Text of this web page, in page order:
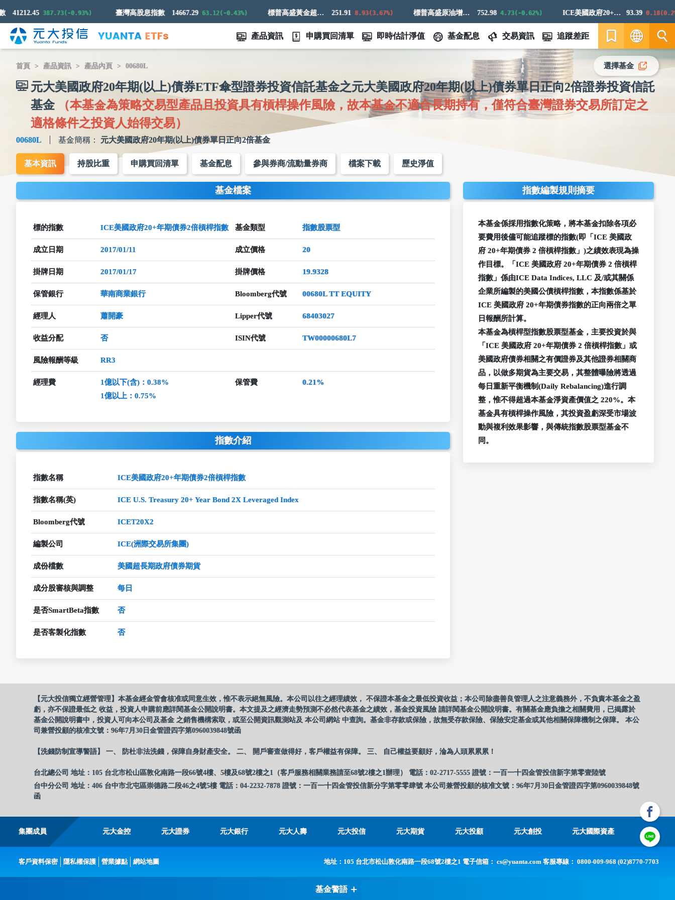
41212.45 387.73(-0.93%) 臺灣高股息指數 14667.29 63.12(-0.43%) 標普高盛黃金超額回報指數 251.91 8.93(3.67%) 標普高盛原油增強超額回報指數 752.98 4.73(-0.62%) ICE美國政府20+年期債券指數 93.39 0.18(0.2%)
產品資訊 申購買回清單 即時估計淨值 基金配息 交易資訊 追蹤差距
繁
EN
首頁 產品資訊 產品內頁 00680L
元大美國政府20年期(以上)債券ETF傘型證券投資信託基金之元大美國政府20年期(以上)債券單日正向2倍證券投資信託
基金
（本基金為策略交易型產品且投資具有槓桿操作風險，故本基金不適合長期持有，僅符合臺灣證券交易所訂定之
適格條件之投資人始得交易）
00680L 基金簡稱： 元大美國政府20年期(以上)債券單日正向2倍基金
選擇基金
基本資訊 持股比重 申購買回清單 基金配息 參與券商/流動量券商 檔案下載 歷史淨值
基金檔案
標的指數 ICE美國政府20+年期債券2倍槓桿指數 基金類型 指數股票型
成立日期 2017/01/11 成立價格 20
掛牌日期 2017/01/17 掛牌價格 19.9328
保管銀行 華南商業銀行 Bloomberg代號 00680L TT EQUITY
經理人 蕭開豪 Lipper代號 68403027
收益分配 否 ISIN代號 TW00000680L7
風險報酬等級 RR3
經理費
1億以下(含)：0.38%
1億以上：0.75%
保管費 0.21%
指數介紹
指數名稱 ICE美國政府20+年期債券2倍槓桿指數
指數名稱(英) ICE U.S. Treasury 20+ Year Bond 2X Leveraged Index
Bloomberg代號 ICET20X2
編製公司 ICE(洲際交易所集團)
成份檔數 美國超長期政府債券期貨
成分股審核與調整 每日
是否SmartBeta指數 否
是否客製化指數 否
指數編製規則摘要
本基金係採用指數化策略，將本基金扣除各項必
要費用後儘可能追蹤標的指數(即「ICE 美國政
府 20+年期債券 2 倍槓桿指數」)之績效表現為操
作目標。「ICE 美國政府 20+年期債券 2 倍槓桿
指數」係由ICE Data Indices, LLC 及/或其關係
企業所編製的美國公債槓桿指數，本指數係基於
ICE 美國政府 20+年期債券指數的正向兩倍之單
日報酬所計算。
本基金為槓桿型指數股票型基金，主要投資於與
「ICE 美國政府 20+年期債券 2 倍槓桿指數」或
美國政府債券相關之有價證券及其他證券相關商
品，以做多期貨為主要交易，其整體曝險將透過
每日重新平衡機制(Daily Rebalancing)進行調
整，惟不得超過本基金淨資產價值之 220%。本
基金具有槓桿操作風險，其投資盈虧深受市場波
動與複利效果影響，與傳統指數股票型基金不
同。
【元大投信獨立經營管理】本基金經金管會核准或同意生效，惟不表示絕無風險。本公司以往之經理績效， 不保證本基金之最低投資收益；本公司除盡善良管理人之注意義務外，不負責本基金之盈
虧，亦不保證最低之 收益，投資人申購前應詳閱基金公開說明書。本文提及之經濟走勢預測不必然代表基金之績效，基金投資風險 請詳閱基金公開說明書。有關基金應負擔之相關費用，已揭露於
基金公開說明書中，投資人可向本公司及基金 之銷售機構索取，或至公開資訊觀測站及 本公司網站 中查詢。基金非存款或保險，故無受存款保險、保險安定基金或其他相關保障機制之保障。 本公
司兼營投顧的核准文號：96年7月30日金管證四字第0960039848號函
【洗錢防制宣導警語】 一、 防杜非法洗錢，保障自身財產安全。 二、 開戶審查做得好，客戶權益有保障。 三、 自己權益要顧好，淪為人頭累累累！
台北總公司 地址：105 台北市松山區敦化南路一段66號4樓、5樓及68號2樓之1（客戶服務相關業務請至68號2樓之1辦理） 電話：02-2717-5555 證號：一百一十四金管投信新字第零壹陸號
台中分公司 地址：406 台中市北屯區崇德路二段46之4號5樓 電話：04-2232-7878 證號：一百一十四金管投信新分字第零零肆號 本公司兼營投顧的核准文號：96年7月30日金管證四字第0960039848號
函
集團成員 元大金控 元大證券 元大銀行 元大人壽 元大投信 元大期貨 元大投顧 元大創投 元大國際資產
客戶資料保密 隱私權保護 營業據點 網站地圖 地址：105 台北市松山敦化南路一段68號2樓之1 電子信箱： cs@yuanta.com 客服專線： 0800-009-968 (02)8770-7703
基金警語